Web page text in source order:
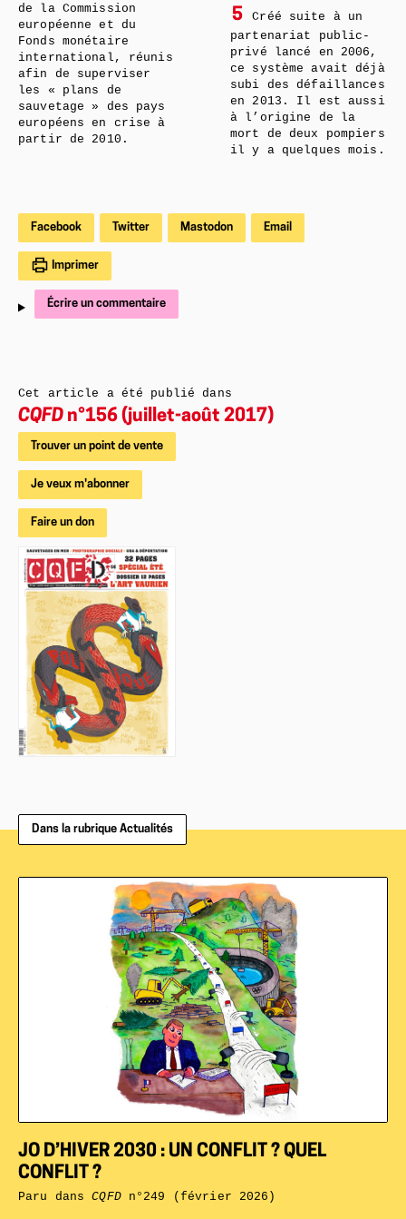
de la Commission
européenne et du
Fonds monétaire
international, réunis
afin de superviser
les « plans de
sauvetage » des pays
européens en crise à
partir de 2010.
5
Créé suite à un
partenariat public-
privé lancé en 2006,
ce système avait déjà
subi des défaillances
en 2013. Il est aussi
à l’origine de la
mort de deux pompiers
il y a quelques mois.
Facebook Twitter Mastodon Email
Imprimer
Écrire un commentaire
Cet article a été publié dans
CQFD n°156 (juillet-août 2017)
Trouver un point de vente
Je veux m'abonner
Faire un don
Dans la rubrique Actualités
JO D’HIVER 2030 : UN CONFLIT ? QUEL
CONFLIT ?
Paru dansCQFDn°249 (février 2026)